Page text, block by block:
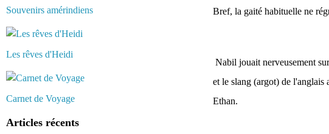
Souvenirs amérindiens
Les rêves d'Heidi
Carnet de Voyage
Articles récents
Bref, la gaité habituelle ne
Nabil jouait nerveusement
et le slang (argot) de l'anglais
Ethan.